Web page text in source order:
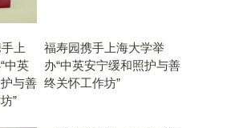
福寿园携手上海大学举
办“中英安宁缓和照护与善
终关怀工作坊”